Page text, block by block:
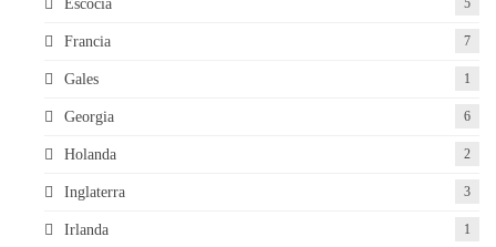
Escocia 5
Francia 7
Gales 1
Georgia 6
Holanda 2
Inglaterra 3
Irlanda 1